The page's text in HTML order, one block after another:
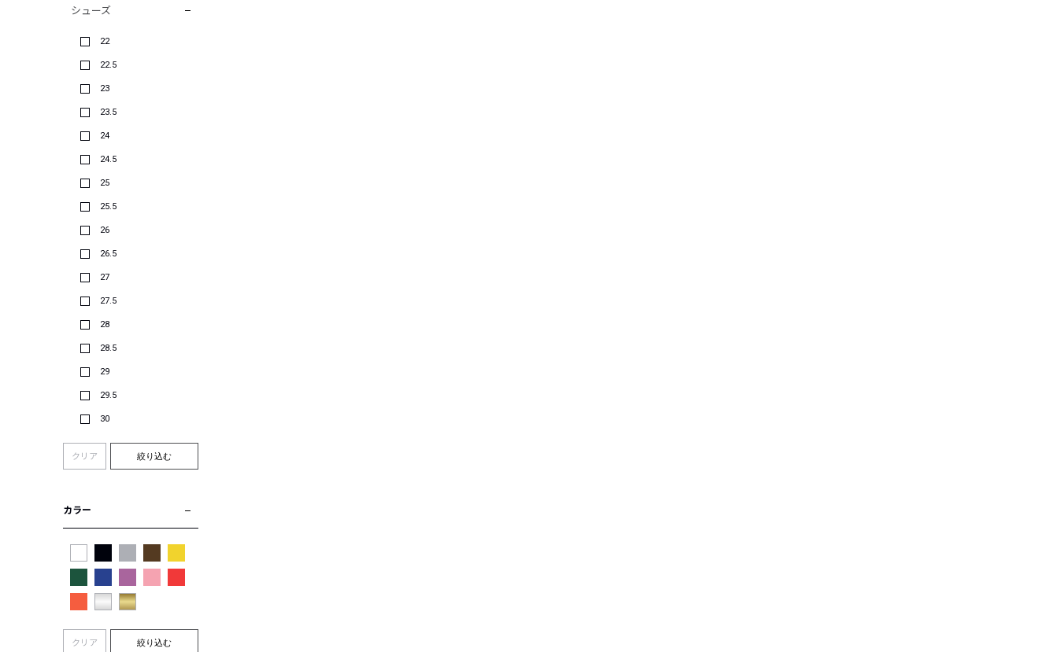
シューズ
22
22.5
23
23.5
24
24.5
25
25.5
26
26.5
27
27.5
28
28.5
29
29.5
30
クリア 絞り込む
カラー
クリア 絞り込む